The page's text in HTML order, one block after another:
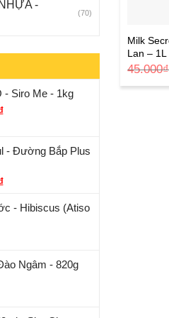
-
(70)
- Siro Me - 1kg
- Đường Bắp Plus
- Hibiscus (Atiso
Ngâm - 820g
Milk
Lan – 1L
45.000₫